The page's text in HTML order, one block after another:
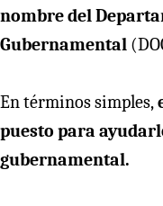
nombre del
Gubernamental
En términos simples,
puesto para
gubernamental.